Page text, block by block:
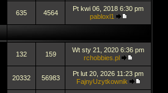
635 4564
Pt kwi 06, 2018 6:30 pm
pabloxl1
132 159
Wt sty 21, 2020 6:36 pm
rchobbies.pl
20332 56983
Pt lut 20, 2026 11:23 pm
FajnyUzytkownik